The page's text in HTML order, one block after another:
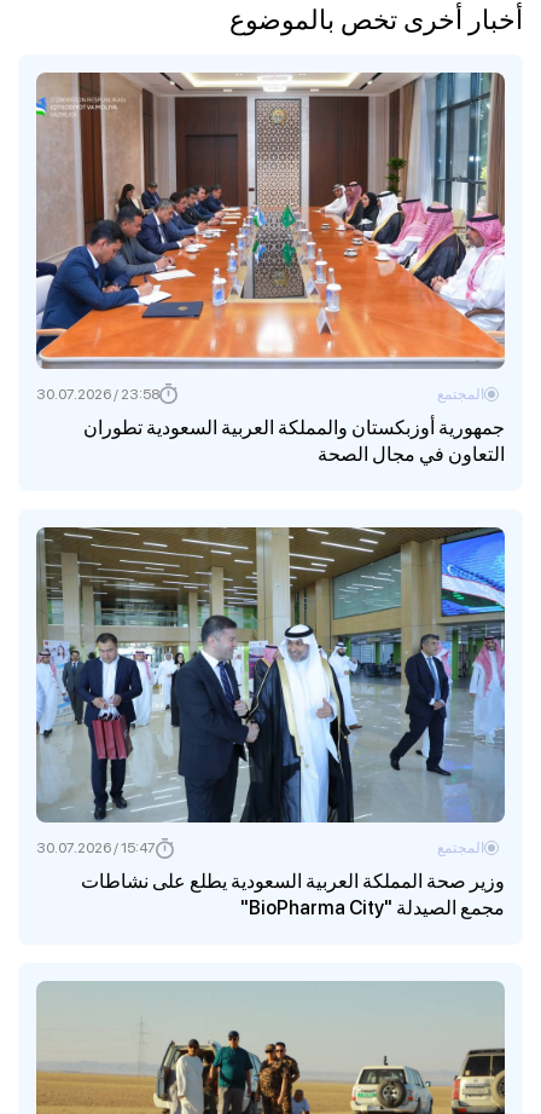
أخبار أخرى تخص بالموضوع
جمهورية أوزبكستان والمملكة العربية السعودية تطوران
التعاون في مجال الصحة
المجتمع 23:58 / 30.07.2026
وزير صحة المملكة العربية السعودية يطلع على نشاطات
مجمع الصيدلة "BioPharma City"
المجتمع 15:47 / 30.07.2026